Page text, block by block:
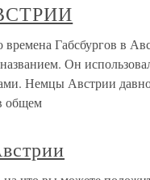
Габсбургов в
Он
Немцы Австрии
общем